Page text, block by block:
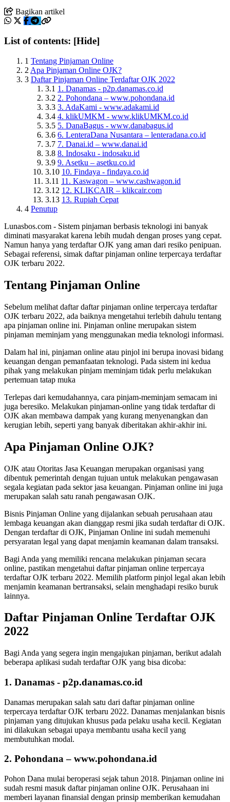
Bagikan artikel
List of contents: [Hide]
1 Tentang Pinjaman Online
2 Apa Pinjaman Online OJK?
3 Daftar Pinjaman Online Terdaftar OJK 2022
3.1 1. Danamas - p2p.danamas.co.id
3.2 2. Pohondana – www.pohondana.id
3.3 3. AdaKami - www.adakami.id
3.4 4. klikUMKM - www.klikUMKM.co.id
3.5 5. DanaBagus - www.danabagus.id
3.6 6. LenteraDana Nusantara – lenteradana.co.id
3.7 7. Danai.id – www.danai.id
3.8 8. Indosaku - indosaku.id
3.9 9. Asetku – asetku.co.id
3.10 10. Findaya - findaya.co.id
3.11 11. Kaswagon – www.cashwagon.id
3.12 12. KLIKCAIR – klikcair.com
3.13 13. Rupiah Cepat
4 Penutup
Lunasbos.com - Sistem pinjaman berbasis teknologi ini banyak
diminati masyarakat karena lebih mudah dengan proses yang cepat.
Namun hanya yang terdaftar OJK yang aman dari resiko penipuan.
Sebagai referensi, simak daftar pinjaman online terpercaya terdaftar
OJK terbaru 2022.
Tentang Pinjaman Online
Sebelum melihat daftar daftar pinjaman online terpercaya terdaftar
OJK terbaru 2022, ada baiknya mengetahui terlebih dahulu tentang
apa pinjaman online ini. Pinjaman online merupakan sistem
pinjaman meminjam yang menggunakan media teknologi informasi.
Dalam hal ini, pinjaman online atau pinjol ini berupa inovasi bidang
keuangan dengan pemanfaatan teknologi. Pada sistem ini kedua
pihak yang melakukan pinjam meminjam tidak perlu melakukan
pertemuan tatap muka
Terlepas dari kemudahannya, cara pinjam-meminjam semacam ini
juga beresiko. Melakukan pinjaman-online yang tidak terdaftar di
OJK akan membawa dampak yang kurang menyenangkan dan
kerugian lebih, seperti yang banyak diberitakan akhir-akhir ini.
Apa Pinjaman Online OJK?
OJK atau Otoritas Jasa Keuangan merupakan organisasi yang
dibentuk pemerintah dengan tujuan untuk melakukan pengawasan
segala kegiatan pada sektor jasa keuangan. Pinjaman online ini juga
merupakan salah satu ranah pengawasan OJK.
Bisnis Pinjaman Online yang dijalankan sebuah perusahaan atau
lembaga keuangan akan dianggap resmi jika sudah terdaftar di OJK.
Dengan terdaftar di OJK, Pinjaman Online ini sudah memenuhi
persyaratan legal yang dapat menjamin keamanan dalam transaksi.
Bagi Anda yang memiliki rencana melakukan pinjaman secara
online, pastikan mengetahui daftar pinjaman online terpercaya
terdaftar OJK terbaru 2022. Memilih platform pinjol legal akan lebih
menjamin keamanan bertransaksi, selain menghadapi resiko buruk
lainnya.
Daftar Pinjaman Online Terdaftar OJK
2022
Bagi Anda yang segera ingin mengajukan pinjaman, berikut adalah
beberapa aplikasi sudah terdaftar OJK yang bisa dicoba:
1. Danamas - p2p.danamas.co.id
Danamas merupakan salah satu dari daftar pinjaman online
terpercaya terdaftar OJK terbaru 2022. Danamas menjalankan bisnis
pinjaman yang ditujukan khusus pada pelaku usaha kecil. Kegiatan
ini dilakukan sebagai upaya membantu usaha kecil yang
membutuhkan modal.
2. Pohondana – www.pohondana.id
Pohon Dana mulai beroperasi sejak tahun 2018. Pinjaman online ini
sudah resmi masuk daftar pinjaman online OJK. Perusahaan ini
memberi layanan finansial dengan prinsip memberikan kemudahan